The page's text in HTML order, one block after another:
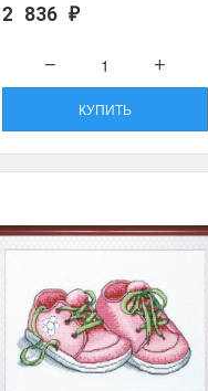
2 836 ₽
КУПИТЬ